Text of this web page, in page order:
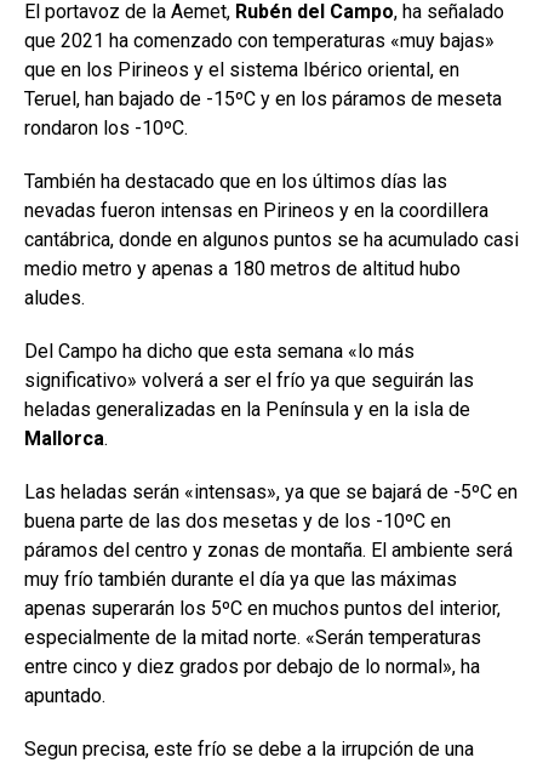
El portavoz de la Aemet, Rubén del Campo, ha señalado
que 2021 ha comenzado con temperaturas «muy bajas»
que en los Pirineos y el sistema Ibérico oriental, en
Teruel, han bajado de -15ºC y en los páramos de meseta
rondaron los -10ºC.
También ha destacado que en los últimos días las
nevadas fueron intensas en Pirineos y en la coordillera
cantábrica, donde en algunos puntos se ha acumulado casi
medio metro y apenas a 180 metros de altitud hubo
aludes.
Del Campo ha dicho que esta semana «lo más
significativo» volverá a ser el frío ya que seguirán las
heladas generalizadas en la Península y en la isla de
Mallorca.
Las heladas serán «intensas», ya que se bajará de -5ºC en
buena parte de las dos mesetas y de los -10ºC en
páramos del centro y zonas de montaña. El ambiente será
muy frío también durante el día ya que las máximas
apenas superarán los 5ºC en muchos puntos del interior,
especialmente de la mitad norte. «Serán temperaturas
entre cinco y diez grados por debajo de lo normal», ha
apuntado.
Segun precisa, este frío se debe a la irrupción de una